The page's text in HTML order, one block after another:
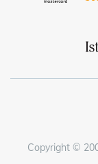
Copyright ©